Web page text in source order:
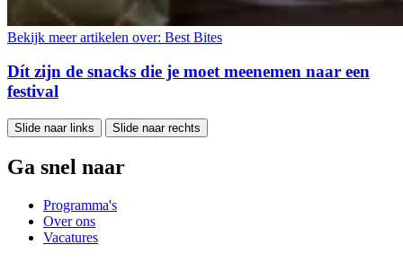
Bekijk meer artikelen over: Best Bites
Dít zijn de snacks die je moet meenemen naar een
festival
Slide naar links Slide naar rechts
Ga snel naar
Programma's
Over ons
Vacatures